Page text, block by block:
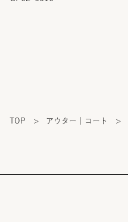
TOP > アウター｜コート >